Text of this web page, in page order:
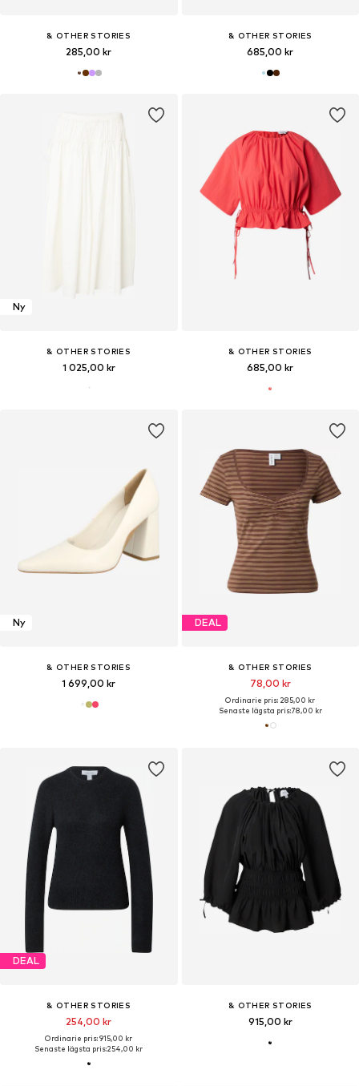
& OTHER STORIES
285,00 kr
& OTHER STORIES
685,00 kr
Ny
& OTHER STORIES
1 025,00 kr
& OTHER STORIES
685,00 kr
Ny
& OTHER STORIES
1 699,00 kr
DEAL
& OTHER STORIES
78,00 kr
Ordinarie pris: 285,00 kr
Senaste lägsta pris:78,00 kr
DEAL
& OTHER STORIES
254,00 kr
Ordinarie pris: 915,00 kr
Senaste lägsta pris:254,00 kr
& OTHER STORIES
915,00 kr